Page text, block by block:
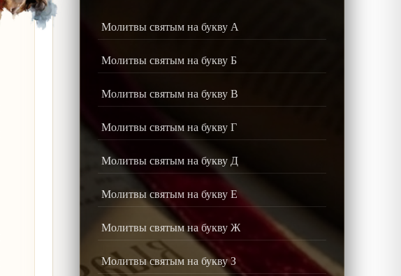
Молитвы святым на букву А
Молитвы святым на букву Б
Молитвы святым на букву В
Молитвы святым на букву Г
Молитвы святым на букву Д
Молитвы святым на букву Е
Молитвы святым на букву Ж
Молитвы святым на букву З